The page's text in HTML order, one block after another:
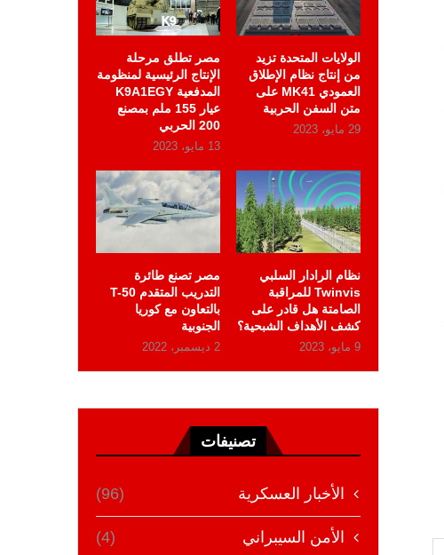
الولايات المتحدة تزيد
من إنتاج نظام الإطلاق
العمودي MK41 على
متن السفن الحربية
29 مايو، 2023
مصر تطلق مرحلة
الإنتاج الرئيسية لمنظومة
المدفعية K9A1EGY
عيار 155 ملم بمصنع
200 الحربي
13 مايو، 2023
نظام الرادار السلبي
Twinvis للمراقبة
الصامتة هل قادر على
كشف الأهداف الشبحية؟
9 مايو، 2023
مصر تصنع طائرة
التدريب المتقدم T-50
بالتعاون مع كوريا
الجنوبية
2 ديسمبر، 2022
تصنيفات
الأخبار العسكرية (96)
الأمن السيبراني (4)